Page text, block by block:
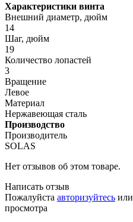
Характеристики винта
Внешний диаметр, дюйм
14
Шаг, дюйм
19
Количество лопастей
3
Вращение
Левое
Материал
Нержавеющая сталь
Производство
Производитель
SOLAS
Нет отзывов об этом товаре.
Написать отзыв
Пожалуйста авторизуйтесь или
просмотра